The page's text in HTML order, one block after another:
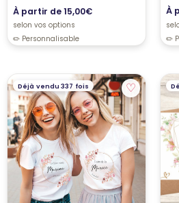
À partir de15,00€
selon vos options
À
Déjà vendu 337 fois ♡